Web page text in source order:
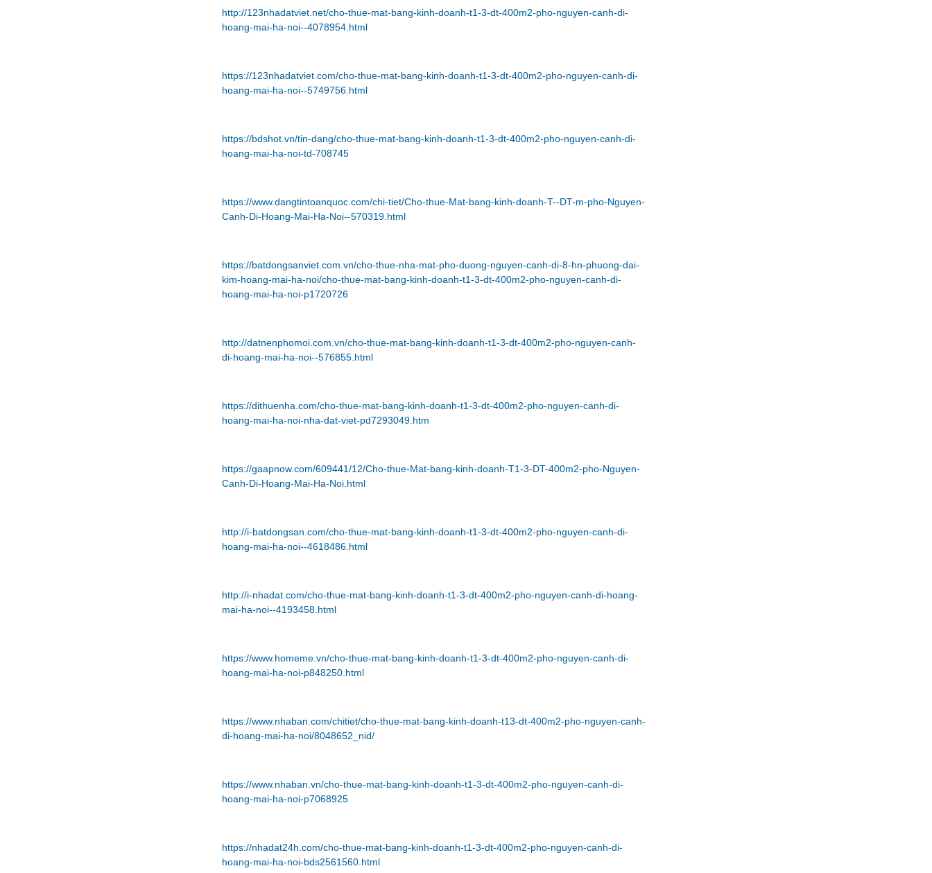
http://123nhadatviet.net/cho-thue-mat-bang-kinh-doanh-t1-3-dt-400m2-pho-nguyen-canh-di-
hoang-mai-ha-noi--4078954.html
https://123nhadatviet.com/cho-thue-mat-bang-kinh-doanh-t1-3-dt-400m2-pho-nguyen-canh-di-
hoang-mai-ha-noi--5749756.html
https://bdshot.vn/tin-dang/cho-thue-mat-bang-kinh-doanh-t1-3-dt-400m2-pho-nguyen-canh-di-
hoang-mai-ha-noi-td-708745
https://www.dangtintoanquoc.com/chi-tiet/Cho-thue-Mat-bang-kinh-doanh-T--DT-m-pho-Nguyen-
Canh-Di-Hoang-Mai-Ha-Noi--570319.html
https://batdongsanviet.com.vn/cho-thue-nha-mat-pho-duong-nguyen-canh-di-8-hn-phuong-dai-
kim-hoang-mai-ha-noi/cho-thue-mat-bang-kinh-doanh-t1-3-dt-400m2-pho-nguyen-canh-di-
hoang-mai-ha-noi-p1720726
http://datnenphomoi.com.vn/cho-thue-mat-bang-kinh-doanh-t1-3-dt-400m2-pho-nguyen-canh-
di-hoang-mai-ha-noi--576855.html
https://dithuenha.com/cho-thue-mat-bang-kinh-doanh-t1-3-dt-400m2-pho-nguyen-canh-di-
hoang-mai-ha-noi-nha-dat-viet-pd7293049.htm
https://gaapnow.com/609441/12/Cho-thue-Mat-bang-kinh-doanh-T1-3-DT-400m2-pho-Nguyen-
Canh-Di-Hoang-Mai-Ha-Noi.html
http://i-batdongsan.com/cho-thue-mat-bang-kinh-doanh-t1-3-dt-400m2-pho-nguyen-canh-di-
hoang-mai-ha-noi--4618486.html
http://i-nhadat.com/cho-thue-mat-bang-kinh-doanh-t1-3-dt-400m2-pho-nguyen-canh-di-hoang-
mai-ha-noi--4193458.html
https://www.homeme.vn/cho-thue-mat-bang-kinh-doanh-t1-3-dt-400m2-pho-nguyen-canh-di-
hoang-mai-ha-noi-p848250.html
https://www.nhaban.com/chitiet/cho-thue-mat-bang-kinh-doanh-t13-dt-400m2-pho-nguyen-canh-
di-hoang-mai-ha-noi/8048652_nid/
https://www.nhaban.vn/cho-thue-mat-bang-kinh-doanh-t1-3-dt-400m2-pho-nguyen-canh-di-
hoang-mai-ha-noi-p7068925
https://nhadat24h.com/cho-thue-mat-bang-kinh-doanh-t1-3-dt-400m2-pho-nguyen-canh-di-
hoang-mai-ha-noi-bds2561560.html